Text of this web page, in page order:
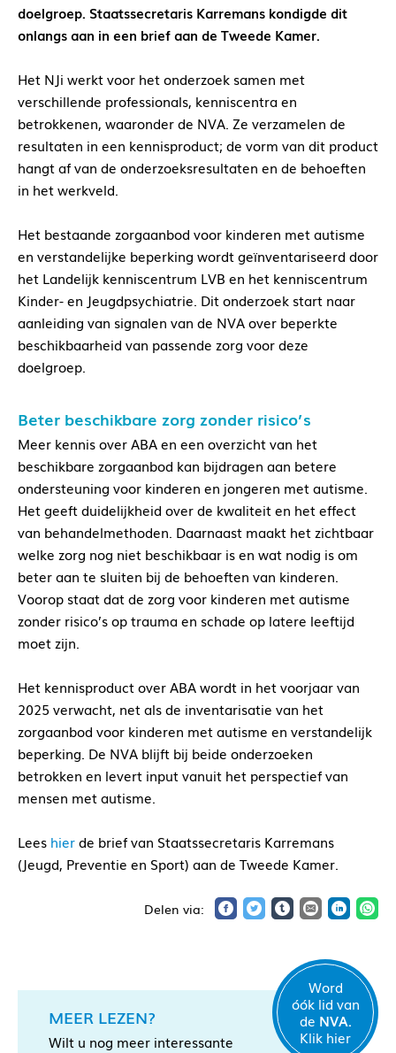
doelgroep. Staatssecretaris Karremans kondigde dit
onlangs aan in een brief aan de Tweede Kamer.
Het NJi werkt voor het onderzoek samen met
verschillende professionals, kenniscentra en
betrokkenen, waaronder de NVA. Ze verzamelen de
resultaten in een kennisproduct; de vorm van dit product
hangt af van de onderzoeksresultaten en de behoeften
in het werkveld.
Het bestaande zorgaanbod voor kinderen met autisme
en verstandelijke beperking wordt geïnventariseerd door
het Landelijk kenniscentrum LVB en het kenniscentrum
Kinder- en Jeugdpsychiatrie. Dit onderzoek start naar
aanleiding van signalen van de NVA over beperkte
beschikbaarheid van passende zorg voor deze
doelgroep.
Beter beschikbare zorg zonder risico’s
Meer kennis over ABA en een overzicht van het
beschikbare zorgaanbod kan bijdragen aan betere
ondersteuning voor kinderen en jongeren met autisme.
Het geeft duidelijkheid over de kwaliteit en het effect
van behandelmethoden. Daarnaast maakt het zichtbaar
welke zorg nog niet beschikbaar is en wat nodig is om
beter aan te sluiten bij de behoeften van kinderen.
Voorop staat dat de zorg voor kinderen met autisme
zonder risico’s op trauma en schade op latere leeftijd
moet zijn.
Het kennisproduct over ABA wordt in het voorjaar van
2025 verwacht, net als de inventarisatie van het
zorgaanbod voor kinderen met autisme en verstandelijk
beperking. De NVA blijft bij beide onderzoeken
betrokken en levert input vanuit het perspectief van
mensen met autisme.
Lees hierde brief van Staatssecretaris Karremans
(Jeugd, Preventie en Sport) aan de Tweede Kamer.
MEER LEZEN?
Wilt u nog meer interessante
Word
óók lid van
de NVA.
Klik hier